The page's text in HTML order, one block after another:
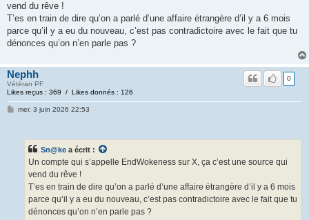
vend du rêve !
T’es en train de dire qu’on a parlé d’une affaire étrangère d’il y a 6 mois
parce qu’il y a eu du nouveau, c’est pas contradictoire avec le fait que tu
dénonces qu’on n’en parle pas ?
Nephh
Vétéran PF
Likes reçus : 369 / Likes donnés : 126
0
mer. 3 juin 2026 22:53
Sn@ke a écrit :
Un compte qui s’appelle EndWokeness sur X, ça c’est une source qui
vend du rêve !
T’es en train de dire qu’on a parlé d’une affaire étrangère d’il y a 6 mois
parce qu’il y a eu du nouveau, c’est pas contradictoire avec le fait que tu
dénonces qu’on n’en parle pas ?